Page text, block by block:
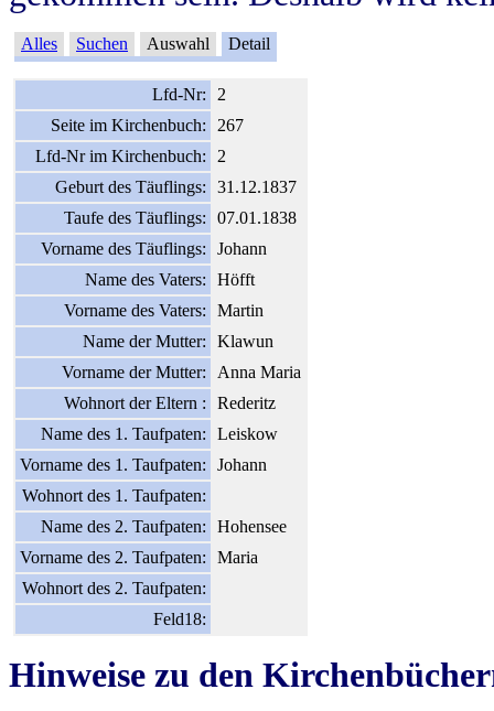
Alles Suchen Auswahl Detail
Lfd-Nr:
2
Seite im Kirchenbuch:
267
Lfd-Nr im Kirchenbuch:
2
Geburt des Täuflings:
31.12.1837
Taufe des Täuflings:
07.01.1838
Vorname des Täuflings:
Johann
Name des Vaters:
Höfft
Vorname des Vaters:
Martin
Name der Mutter:
Klawun
Vorname der Mutter:
Anna Maria
Wohnort der Eltern :
Rederitz
Name des 1. Taufpaten:
Leiskow
Vorname des 1. Taufpaten:
Johann
Wohnort des 1. Taufpaten:
Name des 2. Taufpaten:
Hohensee
Vorname des 2. Taufpaten:
Maria
Wohnort des 2. Taufpaten:
Feld18:
Hinweise zu den